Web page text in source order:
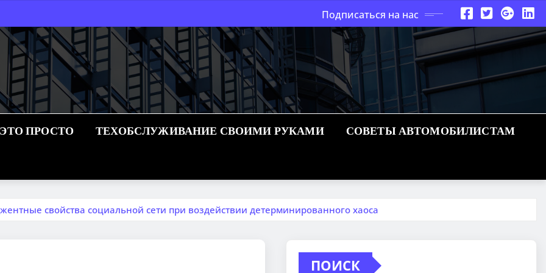
Подписаться на нас
ПРОСТО ТЕХОБСЛУЖИВАНИЕ СВОИМИ РУКАМИ СОВЕТЫ АВТОМОБИЛИСТАМ
свойства социальной сети при воздействии детерминированного хаоса
ПОИСК